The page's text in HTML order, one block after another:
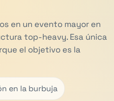
en un evento mayor en
top-heavy. Esa única
el objetivo es la
en la burbuja